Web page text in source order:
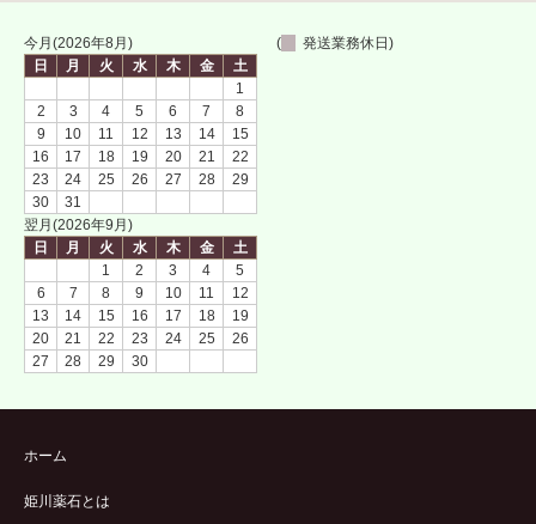
今月(2026年8月)
日
月 火 水 木 金
土
1
2
3 4 5 6 7
8
9
10 11 12 13 14
15
16
17 18 19 20 21
22
23
24 25 26 27 28
29
30
31
翌月(2026年9月)
日
月 火 水 木 金
土
1
2 3 4
5
6
7 8 9 10 11
12
13
14 15 16 17 18
19
20
21 22 23 24 25
26
27
28 29 30
( 発送業務休日)
ホーム
姫川薬石とは